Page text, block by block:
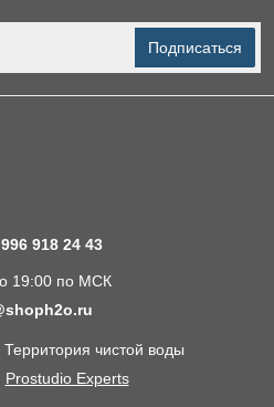
Подписаться
918 24 43
19:00 по МСК
чистой воды
Prostudio Experts